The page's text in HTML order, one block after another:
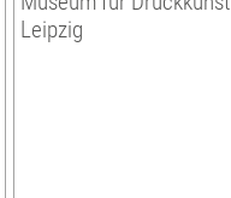
Leipzig